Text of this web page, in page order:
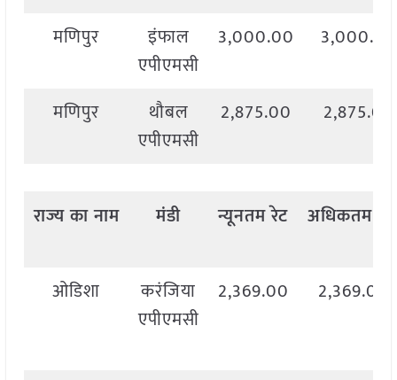
मणिपुर
इंफाल
एपीएमसी
3,000.00 3,000.00
मणिपुर
थौबल
एपीएमसी
2,875.00 2,875.00
राज्यकानाम मंडी न्यूनतमरेट अधिकतम
ओडिशा
करंजिया
एपीएमसी
2,369.00 2,369.00